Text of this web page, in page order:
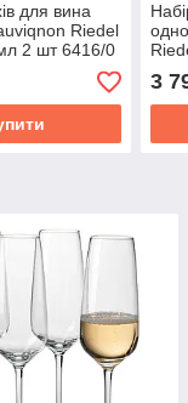
для вина
Riedel
2 шт 6416/0
3